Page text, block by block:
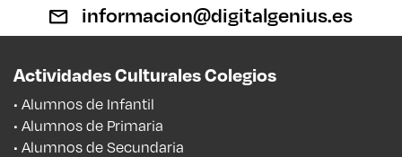
informacion@digitalgenius.es
Actividades Culturales Colegios
• Alumnos de Infantil
• Alumnos de Primaria
• Alumnos de Secundaria